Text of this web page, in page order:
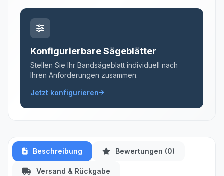
Konfigurierbare Sägeblätter
Stellen Sie Ihr Bandsägeblatt individuell nach
Ihren Anforderungen zusammen.
Jetzt konfigurieren
Beschreibung Bewertungen (0)
Versand & Rückgabe